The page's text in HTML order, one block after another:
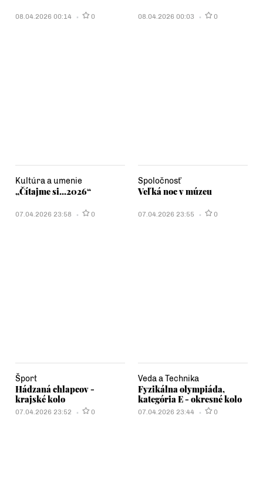
08.04.2026 00:14 0 08.04.2026 00:03 0
Kultúra a umenie
„Čítajme si...2026“
07.04.2026 23:58 0
Spoločnosť
Veľká noc v múzeu
07.04.2026 23:55 0
Šport
Hádzaná chlapcov -
krajské kolo
07.04.2026 23:52 0
Veda a Technika
Fyzikálna olympiáda,
kategória E - okresné kolo
07.04.2026 23:44 0